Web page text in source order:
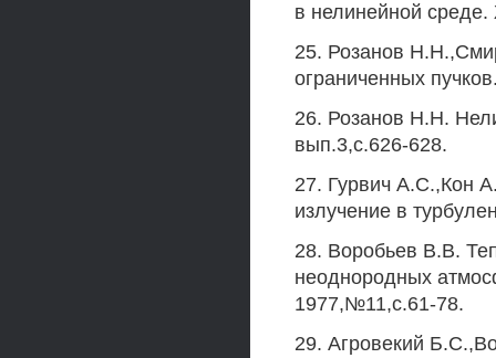
в нелинейной
25. Розанов
ограниченных
26. Розанов Н.Н.
вып.3,с.626-628.
27. Гурвич А.С.,Кон
излучение в
28. Воробьев В.В.
неоднородных
1977,№11,с.61-78.
29. Агровекий